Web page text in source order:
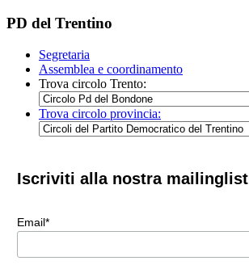
PD del Trentino
Segretaria
Assemblea e coordinamento
Trova circolo Trento:
Trova circolo provincia:
Iscriviti alla nostra mailinglist
Email*